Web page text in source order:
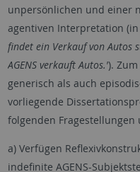
unpersönlichen und einer
agentiven Interpretation
findet ein Verkauf von Autos
AGENS verkauft Autos.′).
generisch als auch
vorliegende
folgenden Fragestellungen
a) Verfügen
indefinite AGENS-